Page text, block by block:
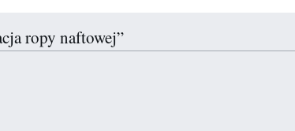
ropy naftowej”